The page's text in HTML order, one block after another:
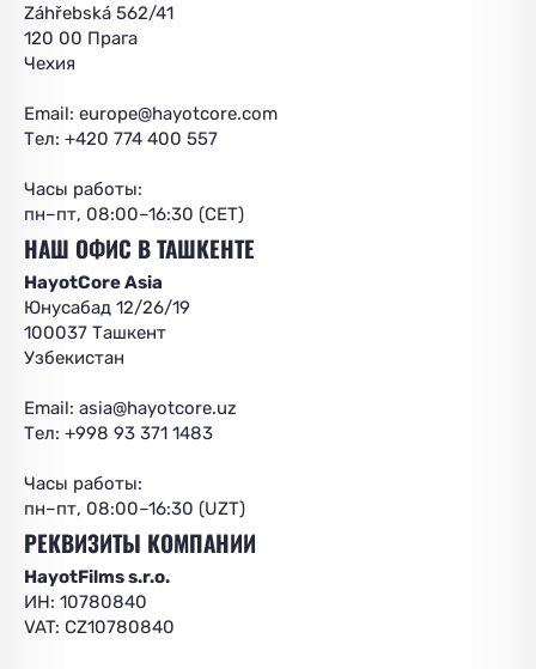
Záhřebská 562/41
120 00 Прага
Чехия
Email: europe@hayotcore.com
Тел: +420 774 400 557
Часы работы:
пн–пт, 08:00–16:30 (CET)
НАШ ОФИС В ТАШКЕНТЕ
HayotCore Asia
Юнусабад 12/26/19
100037 Ташкент
Узбекистан
Email: asia@hayotcore.uz
Тел: +998 93 371 1483
Часы работы:
пн–пт, 08:00–16:30 (UZT)
РЕКВИЗИТЫ КОМПАНИИ
HayotFilms s.r.o.
ИН: 10780840
VAT: CZ10780840